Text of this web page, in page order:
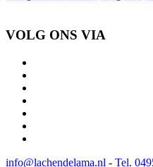
VOLG ONS VIA
info@lachendelama.nl - Tel.